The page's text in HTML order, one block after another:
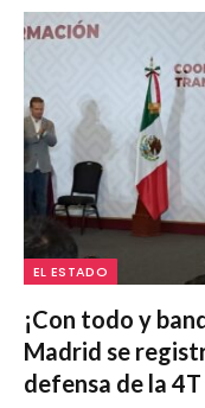
EL ESTADO
¡Con todo y
Madrid se
defensa de la